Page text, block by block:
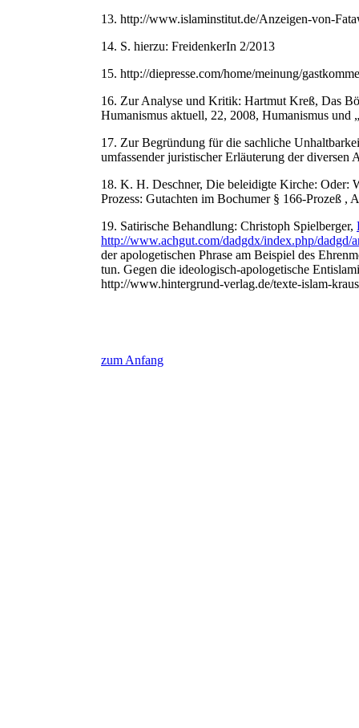
13. http://www.islaminstitut.de/Anzeigen-von-
14. S. hierzu: FreidenkerIn 2/2013
15. http://diepresse.com/home/meinung/
16. Zur Analyse und Kritik: Hartmut Kreß, Das
Humanismus aktuell, 22, 2008, Humanismus und
17. Zur Begründung für die sachliche
umfassender juristischer Erläuterung der diversen
18. K. H. Deschner, Die beleidigte Kirche: Oder:
Prozess: Gutachten im Bochumer § 166-Prozeß ,
19. Satirische Behandlung: Christoph Spielberger,
http://www.achgut.com/dadgdx/index.php/dadgd/
der apologetischen Phrase am Beispiel des
tun. Gegen die ideologisch-apologetische
http://www.hintergrund-verlag.de/texte-islam-
zum Anfang